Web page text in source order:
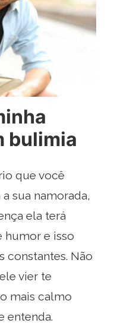
bulimia
que você
sua namorada,
ela terá
humor e isso
constantes. Não
vier te
mais calmo
entenda.